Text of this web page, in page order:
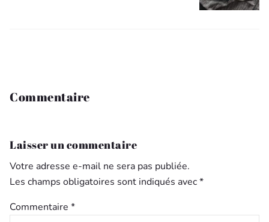
Commentaire
Laisser un commentaire
Votre adresse e-mail ne sera pas publiée.
Les champs obligatoires sont indiqués avec*
Commentaire *